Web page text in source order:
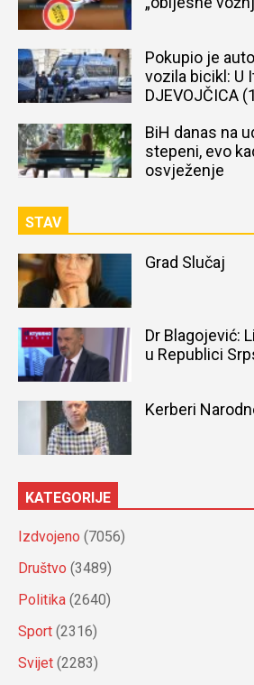
Pokupio je
vozila bicikl: U
DJEVOJČICA
BiH danas na
stepeni, evo
osvježenje
STAV
Grad Slučaj
Dr Blagojević:
u Republici
Kerberi
KATEGORIJE
Izdvojeno (7056)
Društvo (3489)
Politika (2640)
Sport (2316)
Svijet (2283)